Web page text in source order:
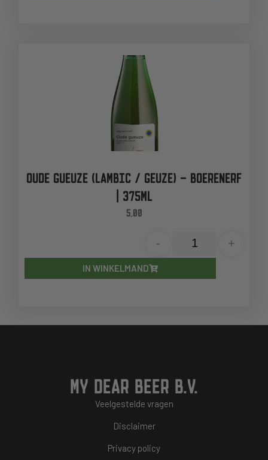
OUDE GUEUZE (LAMBIC / GEUZE) – BOERENERF
| 375ML
5,00
- +
IN WINKELMAND
MY DEAR BEER B.V.
Veelgestelde vragen
Disclaimer
Privacy policy